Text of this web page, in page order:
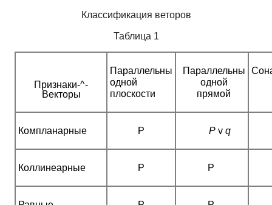
Классификация веторов
Таблица 1
Признаки-^-
Векторы
Параллельны
одной
плоскости
Параллельны
одной
прямой
Компланарные Р Р v q
Коллинеарные Р Р